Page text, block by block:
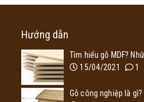
Hướng dẫn
15/04/2021
1